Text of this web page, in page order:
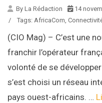
By La Rédaction
14
/
Tags: AfricaCom,
(CIO Mag) – C’est une
franchir l’opérateur
volonté de se
s’est choisi un réseau
pays ouest-africains. …